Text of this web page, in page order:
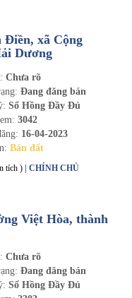
Điền, xã Cộng
Dương
Chưa rõ
Đang đăng bán
Sổ Hồng Đầy Đủ
3042
16-04-2023
Bán đất
tích ) | CHÍNH CHỦ
Việt Hòa, thành
Chưa rõ
Đang đăng bán
Sổ Hồng Đầy Đủ